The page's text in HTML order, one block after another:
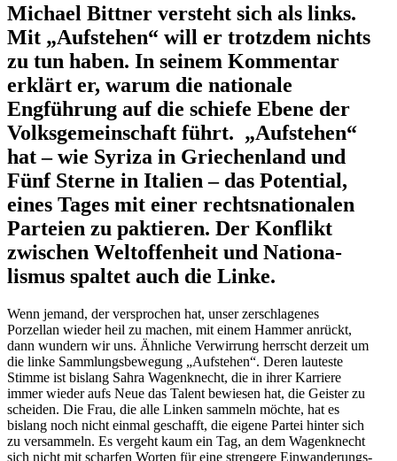
Michael Bittner versteht sich als links.
Mit „Aufstehen“ will er trotzdem nichts
zu tun haben. In seinem Kommentar
erklärt er, warum die nationale
Engführung auf die schiefe Ebene der
Volks­ge­mein­schaft führt. „Aufstehen“
hat – wie Syriza in Griechenland und
Fünf Sterne in Italien – das Potential,
eines Tages mit einer rechts­na­tio­nalen
Parteien zu paktieren. Der Konflikt
zwischen Weltof­fenheit und Natio­na­
lismus spaltet auch die Linke.
Wenn jemand, der versprochen hat, unser zerschla­genes
Porzellan wieder heil zu machen, mit einem Hammer anrückt,
dann wundern wir uns. Ähnliche Verwirrung herrscht derzeit um
die linke Sammlungs­be­wegung „Aufstehen“. Deren lauteste
Stimme ist bislang Sahra Wagen­knecht, die in ihrer Karriere
immer wieder aufs Neue das Talent bewiesen hat, die Geister zu
scheiden. Die Frau, die alle Linken sammeln möchte, hat es
bislang noch nicht einmal geschafft, die eigene Partei hinter sich
zu versammeln. Es vergeht kaum ein Tag, an dem Wagen­knecht
sich nicht mit scharfen Worten für eine strengere Einwan­de­rungs­